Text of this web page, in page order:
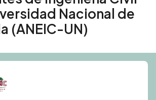
Nacional de
(ANEIC-UN)